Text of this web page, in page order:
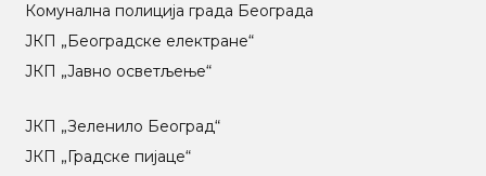
Комунална полиција града Београда
ЈКП „Београдске електране“
ЈКП „Јавно осветљење“
ЈКП „Зеленило Београд“
ЈКП „Градске пијаце“